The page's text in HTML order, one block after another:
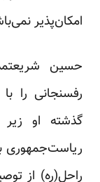
امکان‌پذیر
حسین
رفسنجانی را
گذشته او زیر
ریاست‌جمهوری
راحل(ره) از